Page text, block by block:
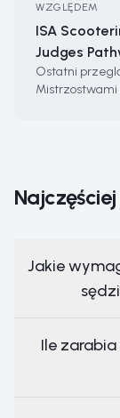
WZGLĘDEM
ISA
Judges
Ostatni
Mistrzostwami
Jakie
Ile